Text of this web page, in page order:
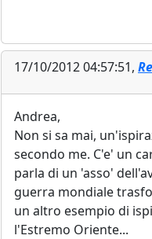
17/10/2012 04:57:51,
Andrea,
Non si sa mai,
secondo me. C'e' un
parla di un 'asso'
guerra mondiale
un altro esempio di
l'Estremo Oriente...